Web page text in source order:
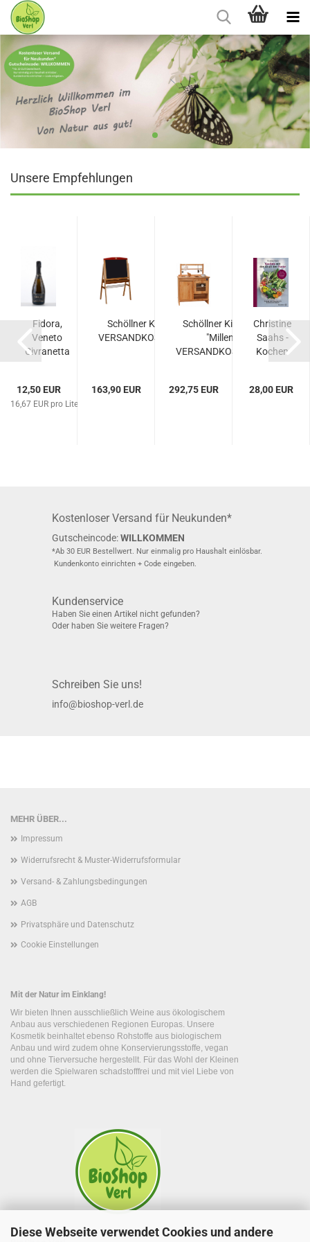
Diese Webseite verwendet Cookies und andere
Unsere Empfehlungen
Fidora,
Veneto
Civranetta
Spumante...
12,50 EUR
16,67 EUR pro Liter
Schöllner Kindertafel,
VERSANDKOSTENFREI...
163,90 EUR
Schöllner Kinderküche
"Millenium",
VERSANDKOSTENFREI...
292,75 EUR
Christine
Saahs -
Kochen
der...
28,00 EUR
Kostenloser Versand für Neukunden*
Gutscheincode:WILLKOMMEN
*Ab 30 EUR Bestellwert. Nur einmalig pro Haushalt einlösbar.
Kundenkonto einrichten + Code eingeben.
Kundenservice
Haben Sie einen Artikel nicht gefunden?
Oder haben Sie weitere Fragen?
Schreiben Sie uns!
info@bioshop-verl.de
MEHR ÜBER...
Impressum
Widerrufsrecht & Muster-Widerrufsformular
Versand- & Zahlungsbedingungen
AGB
Privatsphäre und Datenschutz
Cookie Einstellungen
Mit der Natur im Einklang!
Wir bieten Ihnen ausschließlich Weine aus ökologischem
Anbau aus verschiedenen Regionen Europas. Unsere
Kosmetik beinhaltet ebenso Rohstoffe aus biologischem
Anbau und wird zudem ohne Konservierungsstoffe, vegan
und ohne Tierversuche hergestellt. Für das Wohl der Kleinen
werden die Spielwaren schadstofffrei und mit viel Liebe von
Hand gefertigt.